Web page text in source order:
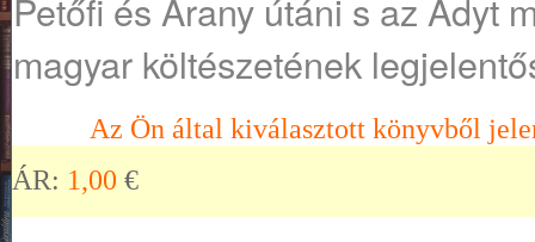
Petőfi és Arany útáni s az Adyt
magyar költészetének
Az Ön által kiválasztott könyvből
ÁR: 1,00 €